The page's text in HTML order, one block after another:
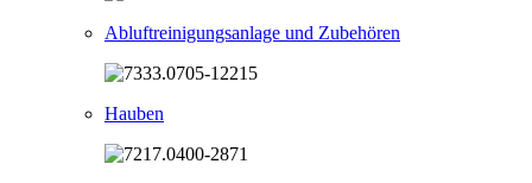
Abluftreinigungsanlage und Zubehören
Hauben